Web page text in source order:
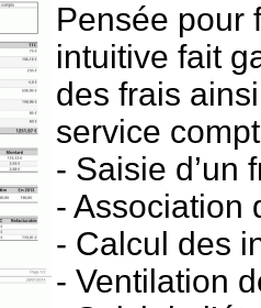
Pensée pour
intuitive fait
des frais
service
- Saisie d’un
- Association
- Calcul des
- Ventilation